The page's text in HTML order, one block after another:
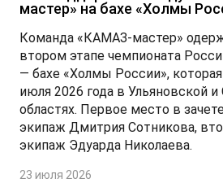
мастер» на бахе «Холмы
Команда «КАМАЗ-мастер»
втором этапе чемпионата
— бахе «Холмы России»,
июля 2026 года в Ульяновской
областях. Первое место в
экипаж Дмитрия Сотникова,
экипаж Эдуарда Николаева.
23 июля 2026